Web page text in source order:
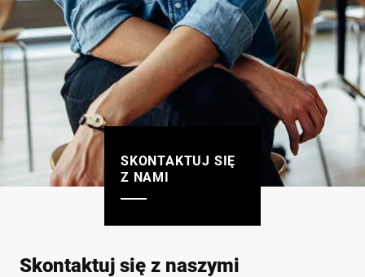
SKONTAKTUJ SIĘ
Z NAMI
Skontaktuj się z naszymi